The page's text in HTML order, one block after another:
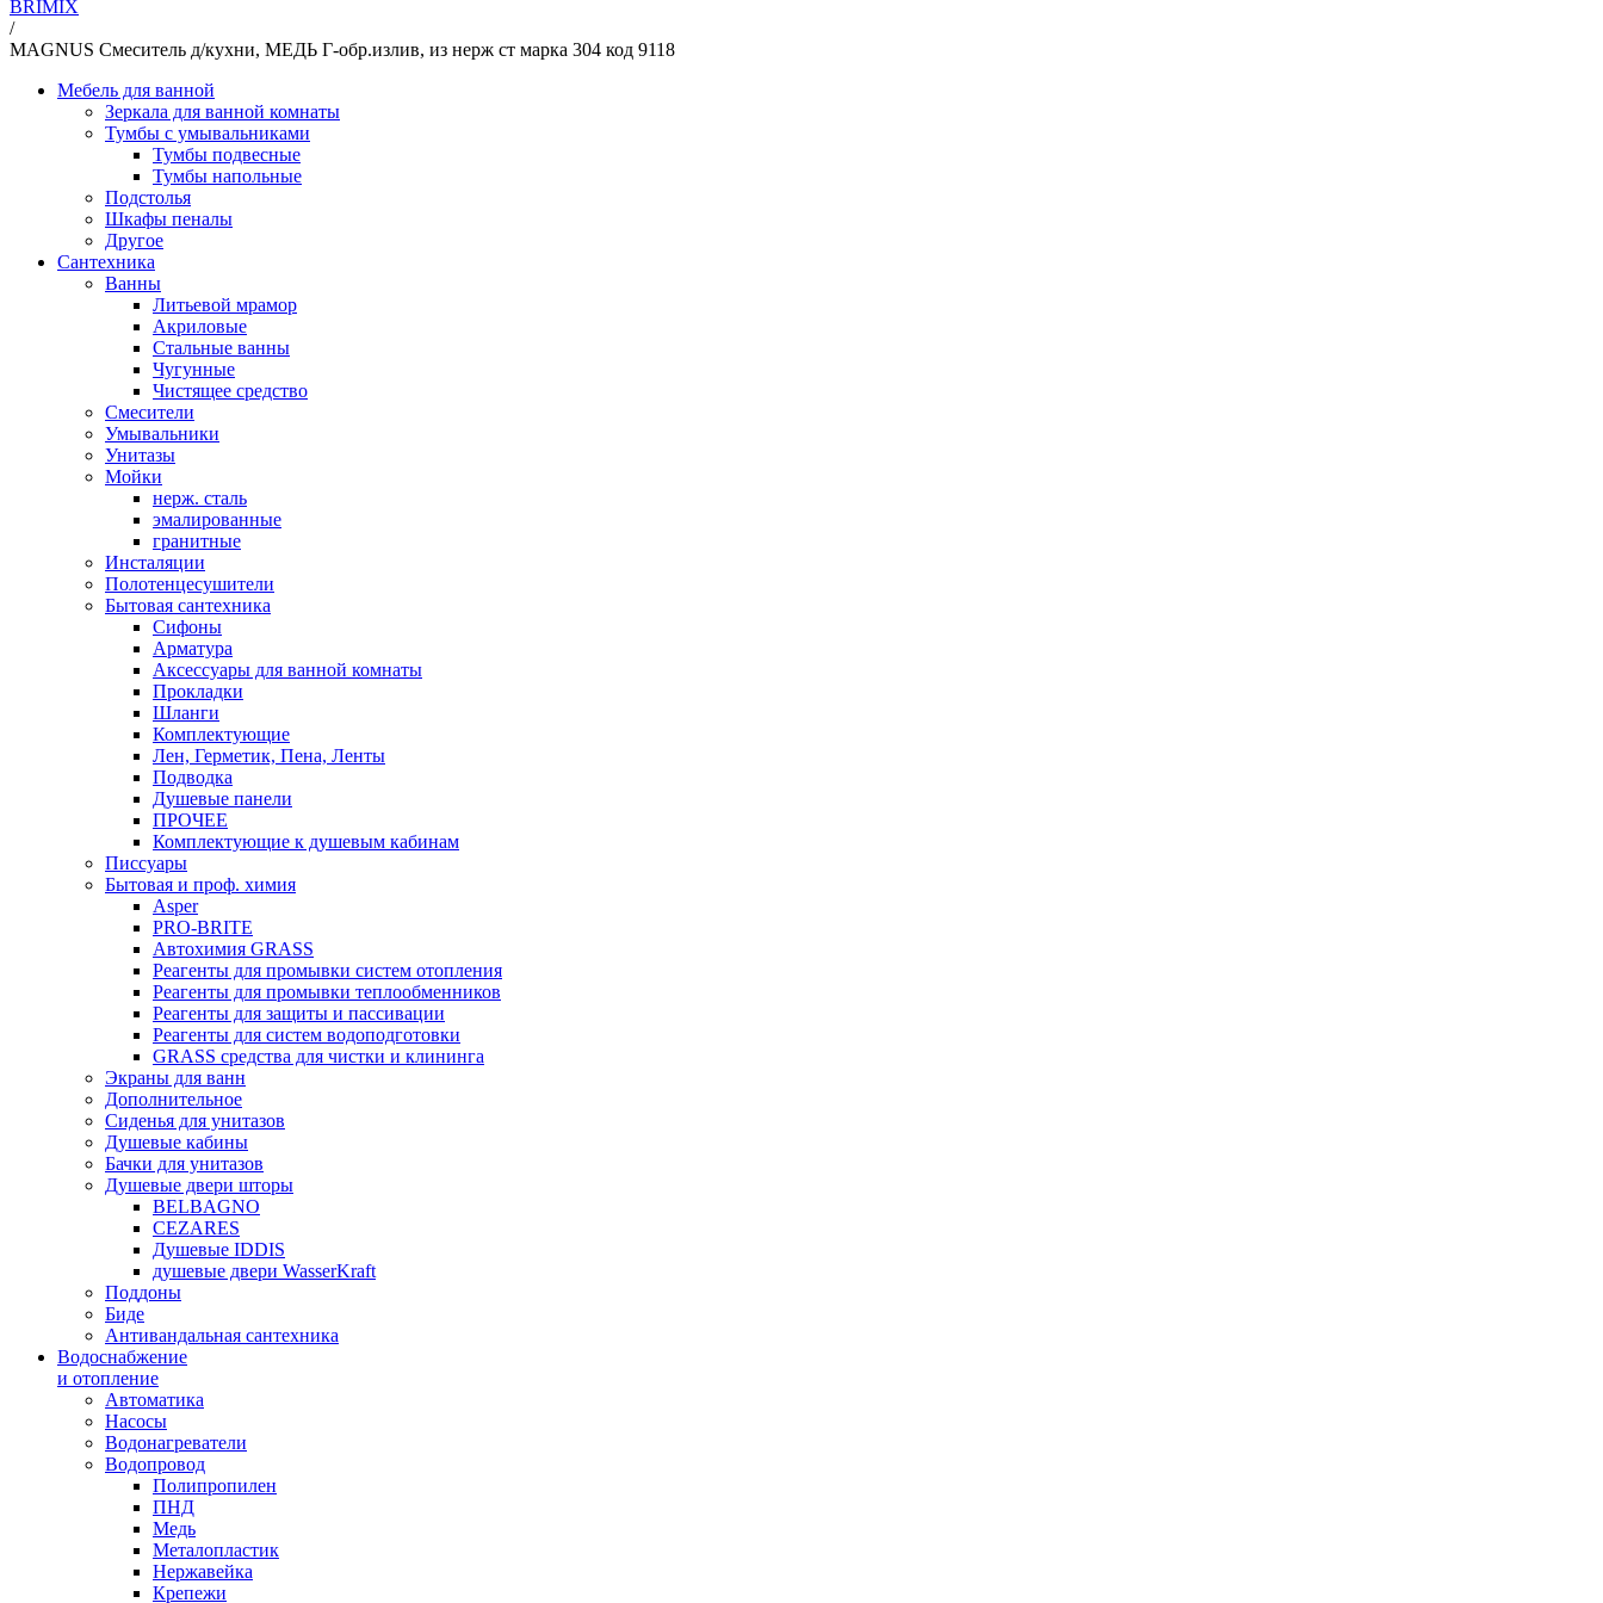
BRIMIX
/
MAGNUS Смеситель д/кухни, МЕДЬ Г-обр.излив, из нерж ст марка 304 код 9118
Мебель для ванной
Зеркала для ванной комнаты
Тумбы с умывальниками
Тумбы подвесные
Тумбы напольные
Подстолья
Шкафы пеналы
Другое
Сантехника
Ванны
Литьевой мрамор
Акриловые
Стальные ванны
Чугунные
Чистящее средство
Смесители
Умывальники
Унитазы
Мойки
нерж. сталь
эмалированные
гранитные
Инсталяции
Полотенцесушители
Бытовая сантехника
Сифоны
Арматура
Аксессуары для ванной комнаты
Прокладки
Шланги
Комплектующие
Лен, Герметик, Пена, Ленты
Подводка
Душевые панели
ПРОЧЕЕ
Комплектующие к душевым кабинам
Писсуары
Бытовая и проф. химия
Asper
PRO-BRITE
Автохимия GRASS
Реагенты для промывки систем отопления
Реагенты для промывки теплообменников
Реагенты для защиты и пассивации
Реагенты для систем водоподготовки
GRASS средства для чистки и клининга
Экраны для ванн
Дополнительное
Сиденья для унитазов
Душевые кабины
Бачки для унитазов
Душевые двери шторы
BELBAGNO
CEZARES
Душевые IDDIS
душевые двери WasserKraft
Поддоны
Биде
Антивандальная сантехника
Водоснабжение
и отопление
Автоматика
Насосы
Водонагреватели
Водопровод
Полипропилен
ПНД
Медь
Металопластик
Нержавейка
Крепежи